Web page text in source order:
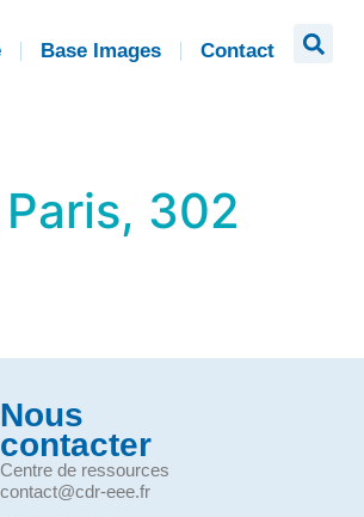
Base Images Contact
302
Nous
contacter
Centre de ressources
contact@cdr-eee.fr